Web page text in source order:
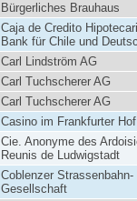
Bürgerliches Brauhaus
Caja de Credito
Bank für Chile und
Carl Lindström AG
Carl Tuchscherer AG
Carl Tuchscherer AG
Casino im Frankfurter Hof
Cie. Anonyme des
Reunis de Ludwigstadt
Coblenzer Strassenbahn-
Gesellschaft